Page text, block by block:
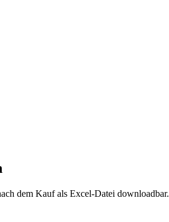
dem Kauf als Excel-Datei downloadbar.